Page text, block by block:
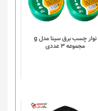
نوار چسب برق سینا مدل g
مجموعه 3 عددی